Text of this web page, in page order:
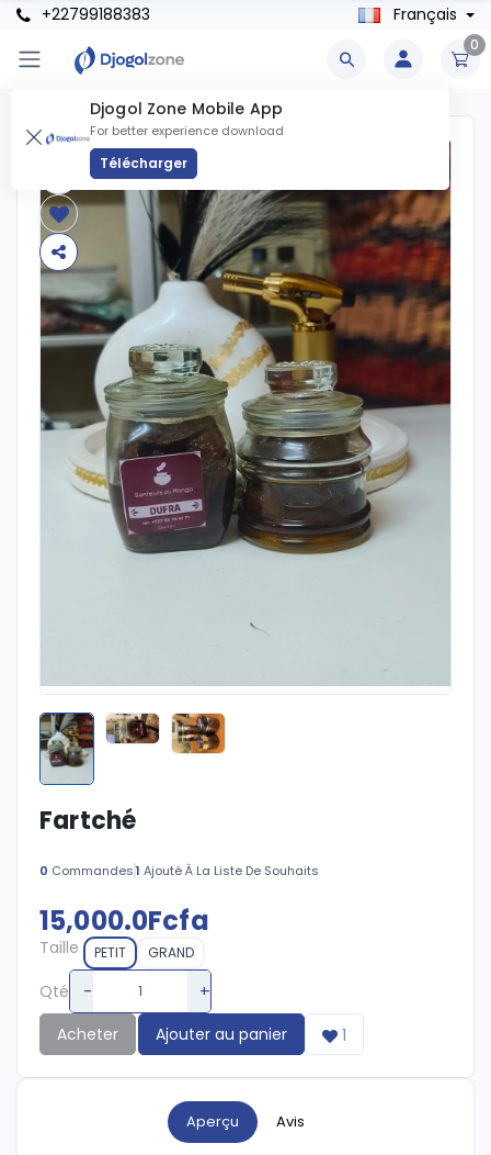
+22799188383 Français
0
Djogol Zone Mobile App
For better experience download
Télécharger
Fartché
0 Commandes1 Ajouté À La Liste De Souhaits
15,000.0Fcfa
Taille PETIT GRAND
Qté - +
Acheter Ajouter au panier 1
Aperçu Avis